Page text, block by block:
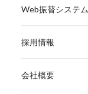
Web振替システム
採用情報
会社概要